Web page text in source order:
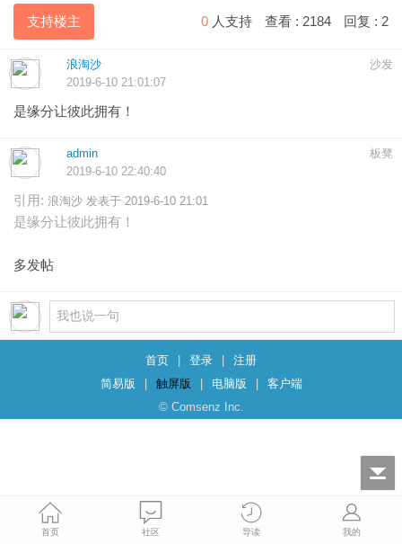
支持楼主 0 人支持 查看 : 2184 回复 : 2
沙发
浪淘沙
2019-6-10 21:01:07
是缘分让彼此拥有！
板凳
admin
2019-6-10 22:40:40
引用: 浪淘沙 发表于 2019-6-10 21:01
是缘分让彼此拥有！
多发帖
首页 登录
注册
简易版
触屏版 电脑版
客户端
© Comsenz Inc.
首页 社区 导读 我的